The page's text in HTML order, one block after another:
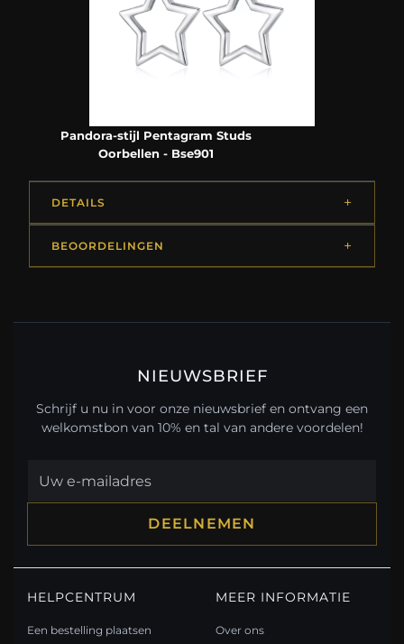
Pandora-stijl Pentagram Studs
Oorbellen - Bse901
DETAILS
BEOORDELINGEN
NIEUWSBRIEF
Schrijf u nu in voor onze nieuwsbrief en ontvang een
welkomstbon van 10% en tal van andere voordelen!
DEELNEMEN
HELPCENTRUM
Een bestelling plaatsen
MEER INFORMATIE
Over ons